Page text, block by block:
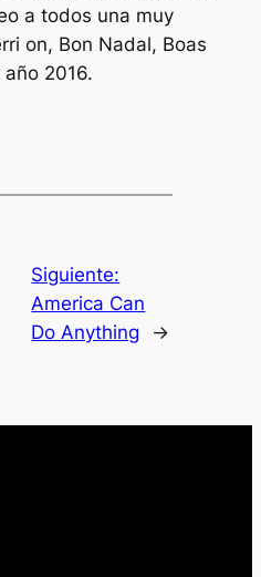
a todos una muy
on, Bon Nadal, Boas
2016.
Siguiente:
America Can
Do Anything
→